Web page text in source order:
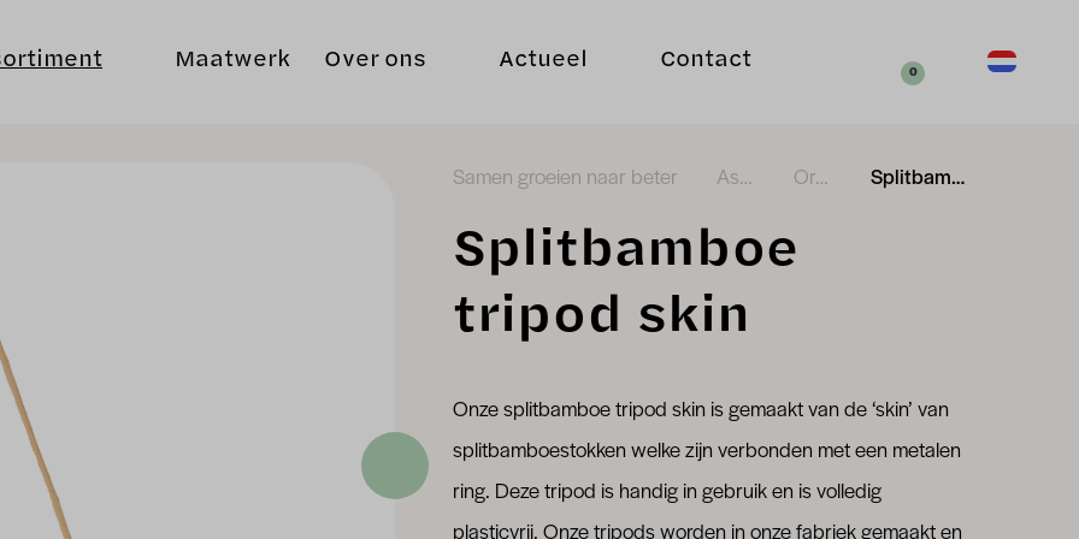
Maatwerk Over ons Actueel Contact Uw aanvraag
0 Zoeken
dutch
Samen groeien naar beter Assortiment Orchideeën Splitbamboe tripod skin
Splitbamboe
tripod skin
Onze splitbamboe tripod skin is gemaakt van de ‘skin’ van
splitbamboestokken welke zijn verbonden met een metalen
ring. Deze tripod is handig in gebruik en is volledig
plasticvrij. Onze tripods worden in onze fabriek gemaakt en